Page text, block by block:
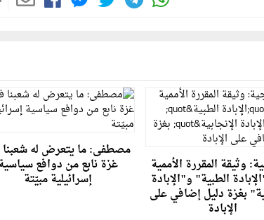
وثيقة المقررة الأممية
الطبية" و"الإبادة
بغزة دليل إضافي على
الإبادة
مصطفى: ما يتعرض له
غزة نابع من دوافع
إسرائيلية مبيّتة